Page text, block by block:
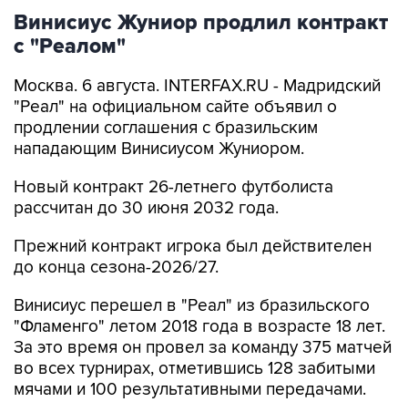
Винисиус Жуниор продлил контракт
с "Реалом"
Москва. 6 августа. INTERFAX.RU - Мадридский
"Реал" на официальном сайте объявил о
продлении соглашения с бразильским
нападающим Винисиусом Жуниором.
Новый контракт 26-летнего футболиста
рассчитан до 30 июня 2032 года.
Прежний контракт игрока был действителен
до конца сезона-2026/27.
Винисиус перешел в "Реал" из бразильского
"Фламенго" летом 2018 года в возрасте 18 лет.
За это время он провел за команду 375 матчей
во всех турнирах, отметившись 128 забитыми
мячами и 100 результативными передачами.